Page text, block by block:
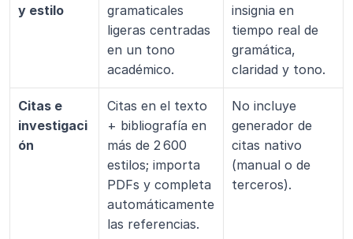
y estilo
gramaticales
ligeras centradas
en un tono
académico.
insignia en
tiempo real de
gramática,
claridad y tono.
Citas e
investigaci
ón
Citas en el texto
+ bibliografía en
más de 2 600
estilos; importa
PDFs y completa
automáticamente
las referencias.
No incluye
generador de
citas nativo
(manual o de
terceros).